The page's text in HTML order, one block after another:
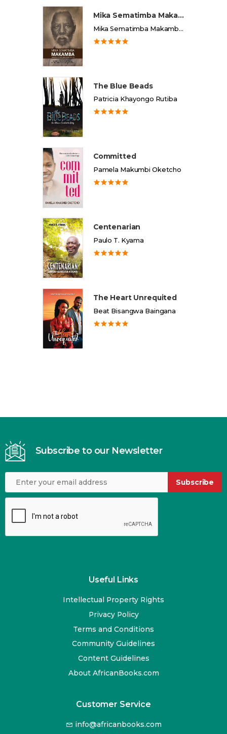
Mika Sematimba Makamba
Mika Sematimba Makamba Memorial Foundation
The Blue Beads
Patricia Khayongo Rutiba
Committed
Pamela Makumbi Oketcho
Centenarian
Paulo T. Kyama
The Heart Unrequited
Beat Bisangwa Baingana
Subscribe to our Newsletter
Subscribe
Useful Links
Intellectual Property Rights
Privacy Policy
Terms and Conditions
Community Guidelines
Content Guidelines
About AfricanBooks.com
Customer Service
info@africanbooks.com